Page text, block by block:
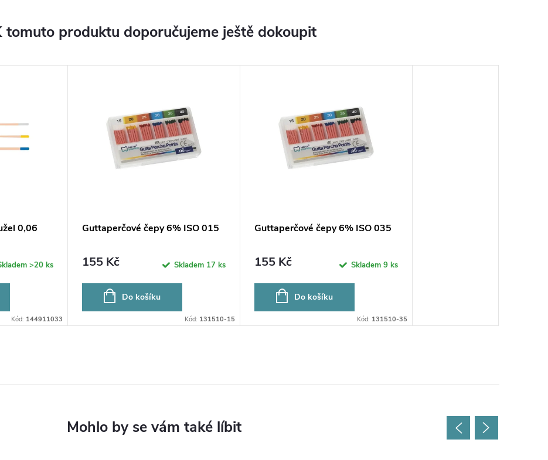
tomuto produktu doporučujeme ještě dokoupit
0,06
>20 ks
Kód: 144911033
Guttaperčové čepy 6% ISO 015
155 Kč Skladem 17 ks
Do košíku
Kód: 131510-15
Guttaperčové čepy 6% ISO 035
155 Kč Skladem 9 ks
Do košíku
Kód: 131510-35